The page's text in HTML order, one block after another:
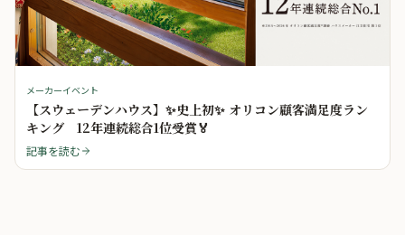
メーカーイベント
【スウェーデンハウス】✨史上初✨ オリコン顧客満足度ラン
キング 12年連続総合1位受賞🏅
記事を読む